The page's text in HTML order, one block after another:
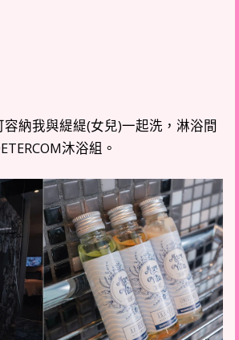
納我與緹緹(女兒)一起洗，淋浴間
沐浴組。